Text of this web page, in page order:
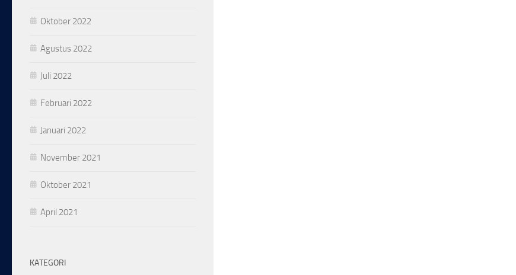
Oktober 2022
Agustus 2022
Juli 2022
Februari 2022
Januari 2022
November 2021
Oktober 2021
April 2021
KATEGORI